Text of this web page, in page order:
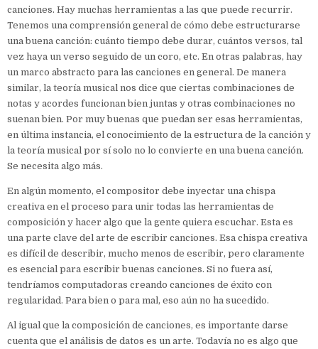
canciones. Hay muchas herramientas a las que puede recurrir.
Tenemos una comprensión general de cómo debe estructurarse
una buena canción: cuánto tiempo debe durar, cuántos versos, tal
vez haya un verso seguido de un coro, etc. En otras palabras, hay
un marco abstracto para las canciones en general. De manera
similar, la teoría musical nos dice que ciertas combinaciones de
notas y acordes funcionan bien juntas y otras combinaciones no
suenan bien. Por muy buenas que puedan ser esas herramientas,
en última instancia, el conocimiento de la estructura de la canción y
la teoría musical por sí solo no lo convierte en una buena canción.
Se necesita algo más.
En algún momento, el compositor debe inyectar una chispa
creativa en el proceso para unir todas las herramientas de
composición y hacer algo que la gente quiera escuchar. Esta es
una parte clave del arte de escribir canciones. Esa chispa creativa
es difícil de describir, mucho menos de escribir, pero claramente
es esencial para escribir buenas canciones. Si no fuera así,
tendríamos computadoras creando canciones de éxito con
regularidad. Para bien o para mal, eso aún no ha sucedido.
Al igual que la composición de canciones, es importante darse
cuenta que el análisis de datos es un arte. Todavía no es algo que